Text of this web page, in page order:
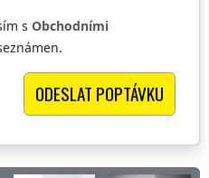
s Obchodními